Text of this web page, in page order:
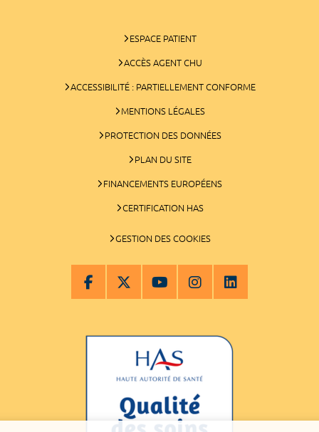
ESPACE PATIENT
ACCÈS AGENT CHU
ACCESSIBILITÉ : PARTIELLEMENT CONFORME
MENTIONS LÉGALES
PROTECTION DES DONNÉES
PLAN DU SITE
FINANCEMENTS EUROPÉENS
CERTIFICATION HAS
GESTION DES COOKIES